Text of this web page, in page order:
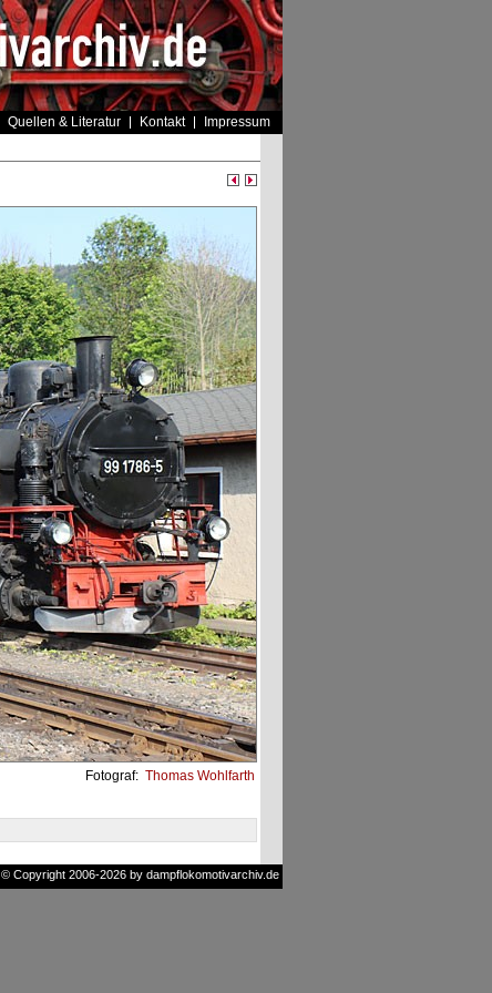
Quellen & Literatur Kontakt Impressum
Fotograf: Thomas Wohlfarth
© Copyright 2006-2026 by dampflokomotivarchiv.de